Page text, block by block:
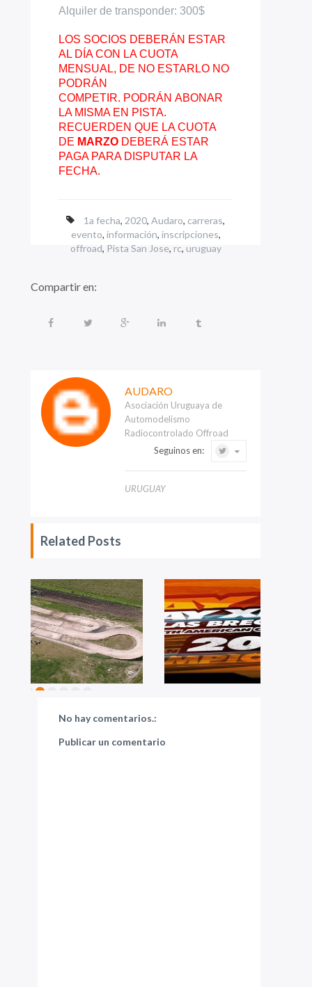
Alquiler de transponder: 300$
LOS SOCIOS DEBERÁN ESTAR
AL DÍA CON LA CUOTA
MENSUAL, DE NO ESTARLO NO
PODRÁN
COMPETIR. PODRÁN ABONAR
LA MISMA EN PISTA.
RECUERDEN QUE LA CUOTA
DE MARZO DEBERÁ ESTAR
PAGA PARA DISPUTAR LA
FECHA.
1a fecha, 2020, Audaro, carreras,
evento, información, inscripciones,
offroad, Pista San Jose, rc, uruguay
Compartir en:
AUDARO
Asociación Uruguaya de
Automodelismo
Radiocontrolado Offroad
Seguinos en:
URUGUAY
Related Posts
No hay comentarios.:
Publicar un comentario